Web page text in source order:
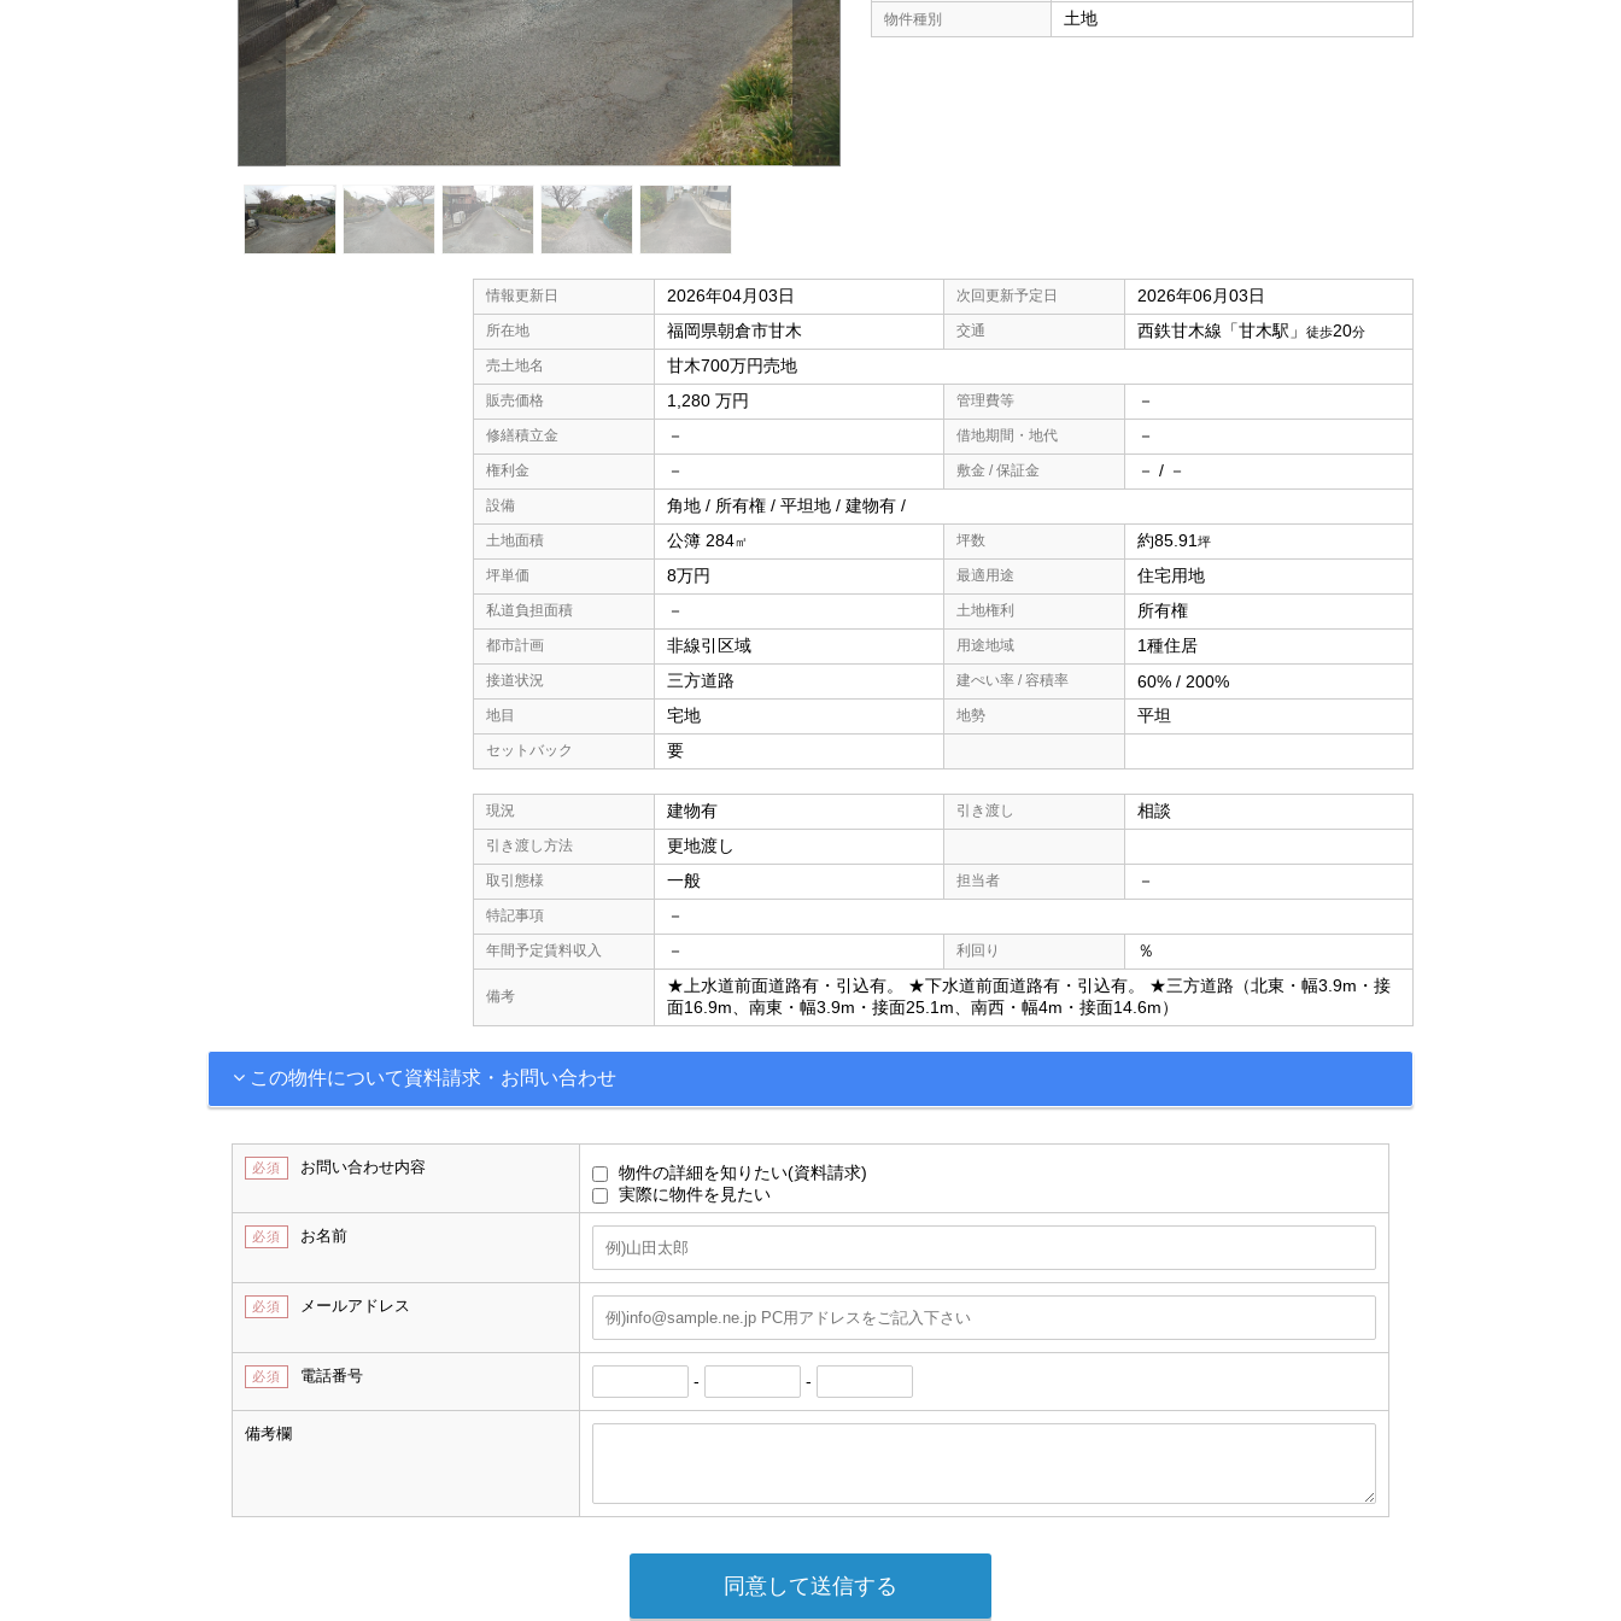
物件種別 土地
情報更新日 2026年04月03日 次回更新予定日 2026年06月03日
所在地 福岡県朝倉市甘木 交通 西鉄甘木線「甘木駅」 徒歩20分
売土地名 甘木700万円売地
販売価格 1,280 万円 管理費等 －
修繕積立金 － 借地期間・地代 －
権利金 － 敷金 / 保証金 － / －
設備 角地 / 所有権 / 平坦地 / 建物有 /
土地面積 公簿 284㎡ 坪数 約85.91 坪
坪単価 8万円 最適用途 住宅用地
私道負担面積 － 土地権利 所有権
都市計画 非線引区域 用途地域 1種住居
接道状況 三方道路 建ぺい率 / 容積率 60% / 200%
地目 宅地 地勢 平坦
セットバック 要
現況 建物有 引き渡し 相談
引き渡し方法 更地渡し
取引態様 一般 担当者 －
特記事項 －
年間予定賃料収入 － 利回り ％
備考
★上水道前面道路有・引込有。 ★下水道前面道路有・引込有。 ★三方道路（北東・幅3.9m・接
面16.9m、南東・幅3.9m・接面25.1m、南西・幅4m・接面14.6m）
この物件について資料請求・お問い合わせ
必須 お問い合わせ内容
物件の詳細を知りたい(資料請求)
実際に物件を見たい
必須 お名前
必須 メールアドレス
必須 電話番号 - -
備考欄
同意して送信する